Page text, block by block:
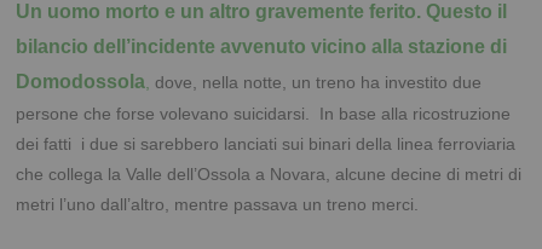
Un uomo morto e un altro gravemente ferito. Questo il
bilancio dell’incidente avvenuto vicino alla stazione di
Domodossola dove, nella notte, un treno ha investito due
persone che forse volevano suicidarsi. In base alla ricostruzione
dei fatti i due si sarebbero lanciati sui binari della linea ferroviaria
che collega la Valle dell’Ossola a Novara, alcune decine di metri di
metri l’uno dall’altro, mentre passava un treno merci.